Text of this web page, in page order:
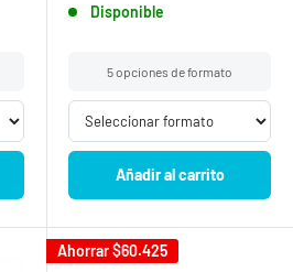
Disponible
5 opciones de formato
Añadir al carrito
Ahorrar$60.425